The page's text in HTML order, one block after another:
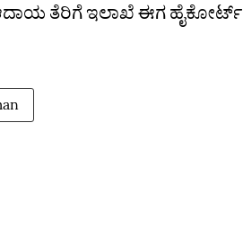
ಆದಾಯ ತೆರಿಗೆ ಇಲಾಖೆ ಈಗ ಹೈಕೋರ್ಟ್